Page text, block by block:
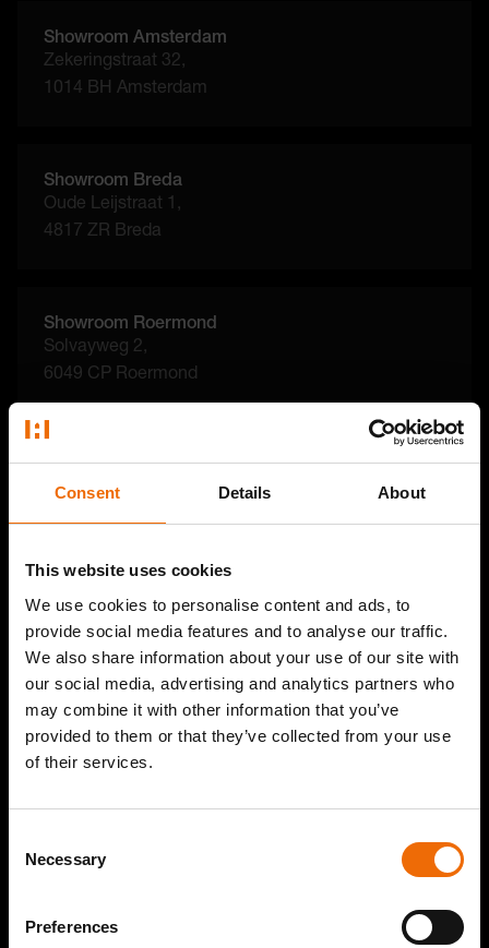
Consent Details About
This website uses cookies
We use cookies to personalise content and ads, to
provide social media features and to analyse our traffic.
We also share information about your use of our site with
our social media, advertising and analytics partners who
may combine it with other information that you’ve
provided to them or that they’ve collected from your use
of their services.
Selection
Necessary
Preferences
Showroom Amsterdam
Zekeringstraat 32,
1014 BH Amsterdam
Showroom Breda
Oude Leijstraat 1,
4817 ZR Breda
Showroom Roermond
Solvayweg 2,
6049 CP Roermond
Producten
Prefab metselwerk
Keramische steenstrips
Gevelsystemen
Dakpannen
Mortels
Binnenmuren